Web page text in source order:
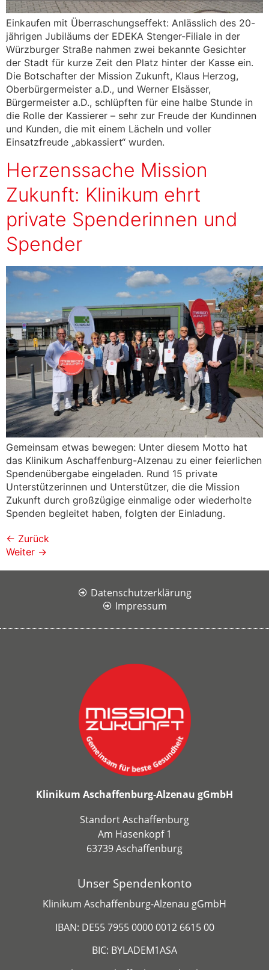
Einkaufen mit Überraschungseffekt: Anlässlich des 20-
jährigen Jubiläums der EDEKA Stenger-Filiale in der
Würzburger Straße nahmen zwei bekannte Gesichter
der Stadt für kurze Zeit den Platz hinter der Kasse ein.
Die Botschafter der Mission Zukunft, Klaus Herzog,
Oberbürgermeister a.D., und Werner Elsässer,
Bürgermeister a.D., schlüpften für eine halbe Stunde in
die Rolle der Kassierer – sehr zur Freude der Kundinnen
und Kunden, die mit einem Lächeln und voller
Einsatzfreude „abkassiert“ wurden.
Herzenssache Mission
Zukunft: Klinikum ehrt
private Spenderinnen und
Spender
Gemeinsam etwas bewegen: Unter diesem Motto hat
das Klinikum Aschaffenburg-Alzenau zu einer feierlichen
Spendenübergabe eingeladen. Rund 15 private
Unterstützerinnen und Unterstützer, die die Mission
Zukunft durch großzügige einmalige oder wiederholte
Spenden begleitet haben, folgten der Einladung.
← Zurück
Weiter →
Datenschutzerklärung
Impressum
Klinikum Aschaffenburg-Alzenau gGmbH
Standort Aschaffenburg
Am Hasenkopf 1
63739 Aschaffenburg
Unser Spendenkonto
Klinikum Aschaffenburg-Alzenau gGmbH
IBAN: DE55 7955 0000 0012 6615 00
BIC: BYLADEM1ASA